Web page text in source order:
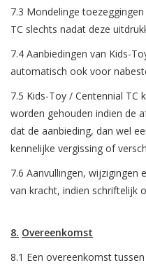
7.3 Mondelinge
TC slechts nadat deze
7.4 Aanbiedingen van Kids-
automatisch ook voor
7.5 Kids-Toy / Centennial TC
worden gehouden indien de
dat de aanbieding, dan wel
kennelijke vergissing of
7.6 Aanvullingen, wijzigingen
van kracht, indien schriftelijk
8. Overeenkomst
8.1 Een overeenkomst